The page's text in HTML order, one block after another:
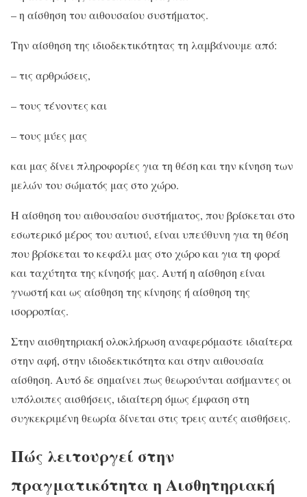
– η αίσθηση του αιθουσαίου συστήματος.
Την αίσθηση της ιδιοδεκτικότητας τη λαμβάνουμε από:
– τις αρθρώσεις,
– τους τένοντες και
– τους μύες μας
και μας δίνει πληροφορίες για τη θέση και την κίνηση των
μελών του σώματός μας στο χώρο.
Η αίσθηση του αιθουσαίου συστήματος, που βρίσκεται στο
εσωτερικό μέρος του αυτιού, είναι υπεύθυνη για τη θέση
που βρίσκεται το κεφάλι μας στο χώρο και για τη φορά
και ταχύτητα της κίνησής μας. Αυτή η αίσθηση είναι
γνωστή και ως αίσθηση της κίνησης ή αίσθηση της
ισορροπίας.
Στην αισθητηριακή ολοκλήρωση αναφερόμαστε ιδιαίτερα
στην αφή, στην ιδιοδεκτικότητα και στην αιθουσαία
αίσθηση. Αυτό δε σημαίνει πως θεωρούνται ασήμαντες οι
υπόλοιπες αισθήσεις, ιδιαίτερη όμως έμφαση στη
συγκεκριμένη θεωρία δίνεται στις τρεις αυτές αισθήσεις.
Πώς λειτουργεί στην
πραγματικότητα η Αισθητηριακή